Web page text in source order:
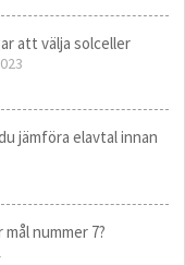
att välja solceller
jämföra elavtal innan
nummer 7?